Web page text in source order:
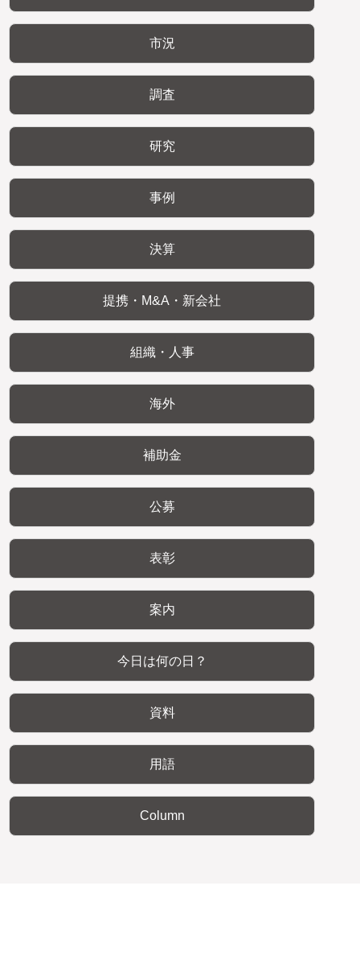
市況
調査
研究
事例
決算
提携・M&A・新会社
組織・人事
海外
補助金
公募
表彰
案内
今日は何の日？
資料
用語
Column